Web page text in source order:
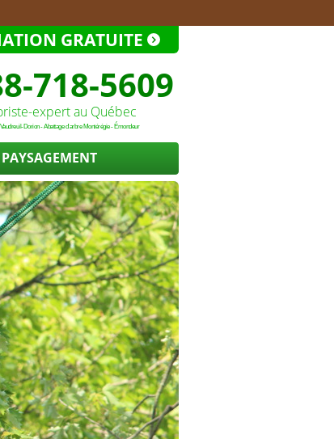
GRATUITE
718-5609
expert au Québec
Dorion - Abattage d'arbre Montérégie - Émondeur
PAYSAGEMENT